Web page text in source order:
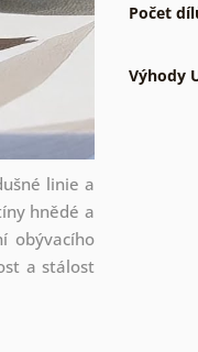
linie a
hnědé a
obývacího
a stálost
Počet
Výhody